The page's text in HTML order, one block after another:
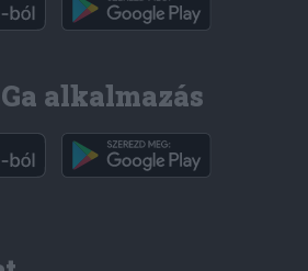
alkalmazás